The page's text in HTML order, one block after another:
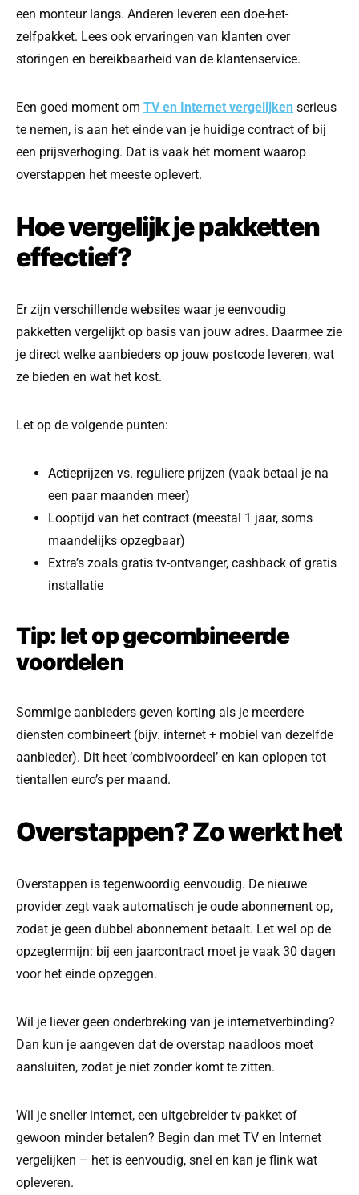
een monteur langs. Anderen leveren een doe-het-
zelfpakket. Lees ook ervaringen van klanten over
storingen en bereikbaarheid van de klantenservice.
Een goed moment om TV en Internet vergelijken serieus
te nemen, is aan het einde van je huidige contract of bij
een prijsverhoging. Dat is vaak hét moment waarop
overstappen het meeste oplevert.
Hoe vergelijk je pakketten
effectief?
Er zijn verschillende websites waar je eenvoudig
pakketten vergelijkt op basis van jouw adres. Daarmee zie
je direct welke aanbieders op jouw postcode leveren, wat
ze bieden en wat het kost.
Let op de volgende punten:
Actieprijzen vs. reguliere prijzen (vaak betaal je na
een paar maanden meer)
Looptijd van het contract (meestal 1 jaar, soms
maandelijks opzegbaar)
Extra’s zoals gratis tv-ontvanger, cashback of gratis
installatie
Tip: let op gecombineerde
voordelen
Sommige aanbieders geven korting als je meerdere
diensten combineert (bijv. internet + mobiel van dezelfde
aanbieder). Dit heet ‘combivoordeel’ en kan oplopen tot
tientallen euro’s per maand.
Overstappen? Zo werkt het
Overstappen is tegenwoordig eenvoudig. De nieuwe
provider zegt vaak automatisch je oude abonnement op,
zodat je geen dubbel abonnement betaalt. Let wel op de
opzegtermijn: bij een jaarcontract moet je vaak 30 dagen
voor het einde opzeggen.
Wil je liever geen onderbreking van je internetverbinding?
Dan kun je aangeven dat de overstap naadloos moet
aansluiten, zodat je niet zonder komt te zitten.
Wil je sneller internet, een uitgebreider tv-pakket of
gewoon minder betalen? Begin dan met TV en Internet
vergelijken – het is eenvoudig, snel en kan je flink wat
opleveren.